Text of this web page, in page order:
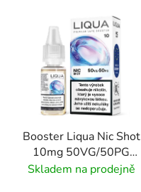
Booster Liqua Nic Shot
10mg 50VG/50PG
10ml
Skladem na prodejně